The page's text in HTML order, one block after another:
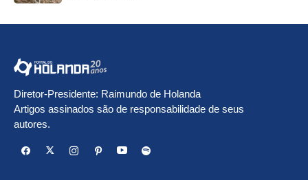
Diretor-Presidente: Raimundo de Holanda
Artigos assinados são de responsabilidade de seus
autores.